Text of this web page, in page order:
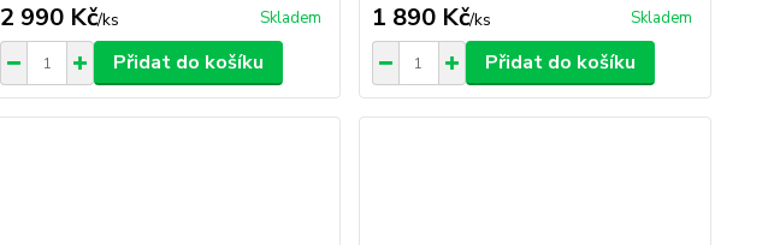
2 990 Kč/ks Skladem
Přidat do košíku
1 890 Kč/ks Skladem
Přidat do košíku